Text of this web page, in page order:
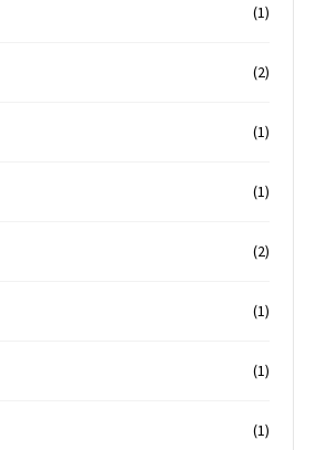
(1)
(2)
(1)
(1)
(2)
(1)
(1)
(1)